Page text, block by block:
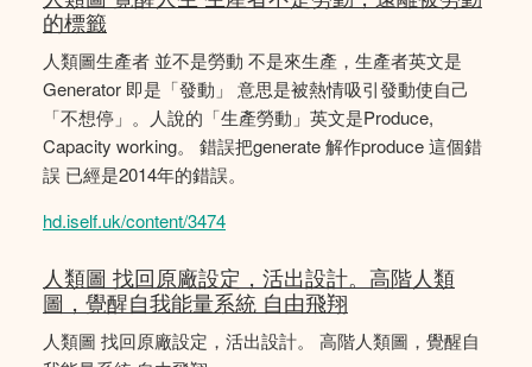
的標籤
人類圖生產者 並不是勞動 不是來生產，生產者英文是
Generator 即是「發動」 意思是被熱情吸引發動使自己
「不想停」。人說的「生產勞動」英文是Produce,
Capacity working。 錯誤把generate 解作produce 這個錯
誤 已經是2014年的錯誤。
hd.iself.uk/content/3474
人類圖 找回原廠設定，活出設計。高階人類
圖，覺醒自我能量系統 自由飛翔
人類圖 找回原廠設定，活出設計。 高階人類圖，覺醒自